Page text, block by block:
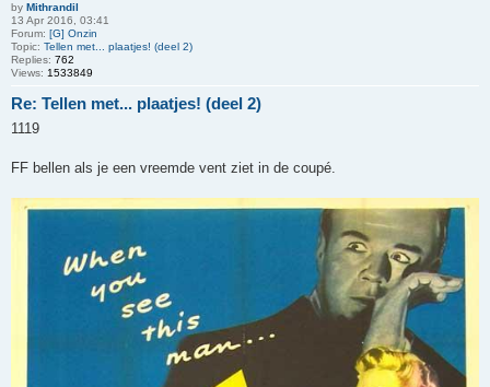
by Mithrandil
13 Apr 2016, 03:41
Forum: [G] Onzin
Topic: Tellen met... plaatjes! (deel 2)
Replies: 762
Views: 1533849
Re: Tellen met... plaatjes! (deel 2)
1119
FF bellen als je een vreemde vent ziet in de coupé.